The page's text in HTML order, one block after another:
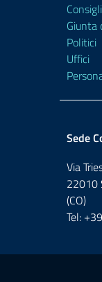
Giunta
Politici
Uffici
Sede
Via
22010
(CO)
Tel: